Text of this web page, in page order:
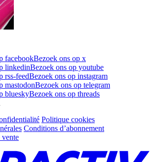
facebookBezoek ons op x
linkedinBezoek ons op youtube
rss-feedBezoek ons op instagram
mastodonBezoek ons op telegram
blueskyBezoek ons op threads
Politique cookies
Conditions d’abonnement